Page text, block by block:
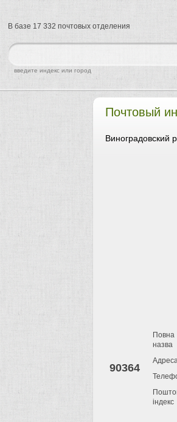
Почтовый
Виноградовский
90364
Повна
назва
індекс
найти
введите индекс или город
В базе 17 332 почтовых отделения